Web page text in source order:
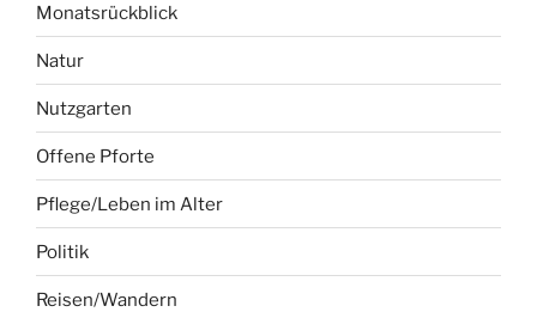
Monatsrückblick
Natur
Nutzgarten
Offene Pforte
Pflege/Leben im Alter
Politik
Reisen/Wandern